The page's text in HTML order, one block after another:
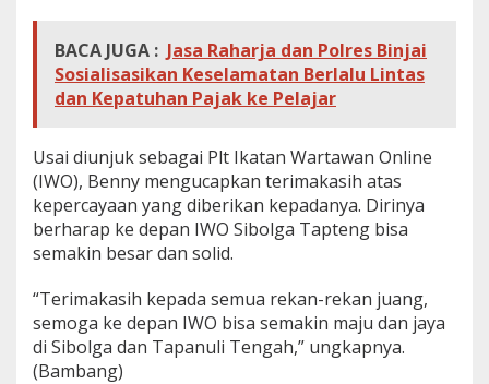
BACA JUGA : Jasa Raharja dan Polres Binjai
Sosialisasikan Keselamatan Berlalu Lintas
dan Kepatuhan Pajak ke Pelajar
Usai diunjuk sebagai Plt Ikatan Wartawan Online
(IWO), Benny mengucapkan terimakasih atas
kepercayaan yang diberikan kepadanya. Dirinya
berharap ke depan IWO Sibolga Tapteng bisa
semakin besar dan solid.
“Terimakasih kepada semua rekan-rekan juang,
semoga ke depan IWO bisa semakin maju dan jaya
di Sibolga dan Tapanuli Tengah,” ungkapnya.
(Bambang)